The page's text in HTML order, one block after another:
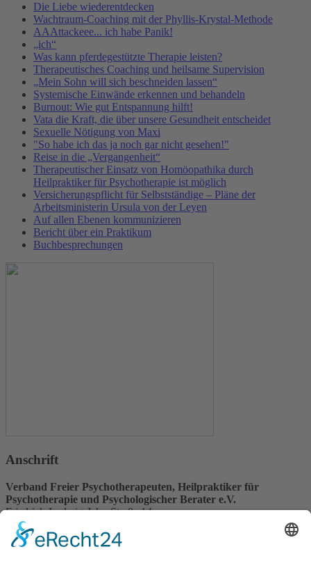
Die Liebe wiederentdecken
Wachtraum-Coaching mit der Phyllis-Krystal-Methode
AAAttackeee... ich habe Panik!
„ich“
Was kann pferdegestützte Therapie leisten?
Therapeutisches Coaching und heilsame Supervision
„Mein Sohn will sich beschneiden lassen“
Systemische Einwände erkennen und behandeln
Burnout: Wie gut Entspannung hilft!
Vata die Kraft, die über unsere Gesundheit entscheidet
Sexuelle Nötigung von Maxi
"So habe ich das ja noch gar nicht gesehen!"
Reise in die „Vergangenheit“
Therapeutischer Einsatz von Homöopathika durch
Heilpraktiker für Psychotherapie ist möglich
Versicherungspflicht für Selbstständige – Pläne der
Arbeitsministerin Ursula von der Leyen
Auf allen Ebenen kommunizieren
Bericht über ein Praktikum
Buchbesprechungen
Anschrift
Verband Freier Psychotherapeuten, Heilpraktiker für
Psychotherapie und Psychologischer Berater e.V.
Friedrich-Ludwig-Jahn-Straße 14
31582 Nienburg/Weser
Service-Team